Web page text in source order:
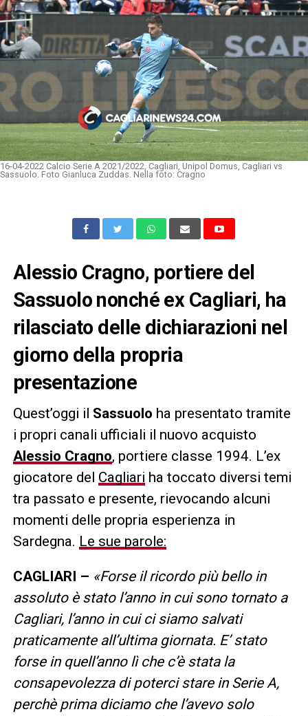
16-04-2022 Calcio Serie A 2021/2022, Cagliari, Unipol Domus, Cagliari vs
Sassuolo. Foto Gianluca Zuddas. Nella foto: Cragno
Alessio Cragno, portiere del
Sassuolo nonché ex Cagliari, ha
rilasciato delle dichiarazioni nel
giorno della propria
presentazione
Quest’oggi il Sassuolo ha presentato tramite
i propri canali ufficiali il nuovo acquisto
Alessio Cragno, portiere classe 1994. L’ex
giocatore del Cagliari ha toccato diversi temi
tra passato e presente, rievocando alcuni
momenti delle propria esperienza in
Sardegna. Le sue parole:
CAGLIARI – «Forse il ricordo più bello in
assoluto è stato l’anno in cui sono tornato a
Cagliari, l’anno in cui ci siamo salvati
praticamente all’ultima giornata. E’ stato
forse in quell’anno lì che c’è stata la
consapevolezza di poterci stare in Serie A,
perchè prima diciamo che l’avevo solo